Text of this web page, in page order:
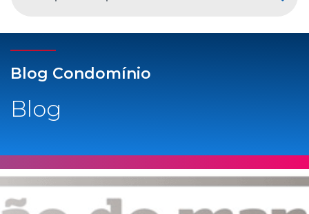
Blog Condomínio
Blog